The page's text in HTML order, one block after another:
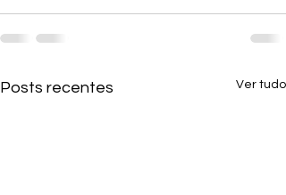
Posts recentes Ver tudo